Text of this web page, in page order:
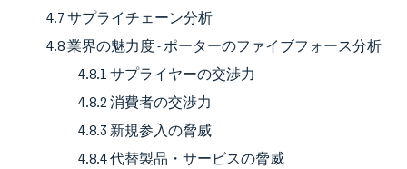
4.7 サプライチェーン分析
4.8 業界の魅力度 - ポーターのファイブフォース分析
4.8.1 サプライヤーの交渉力
4.8.2 消費者の交渉力
4.8.3 新規参入の脅威
4.8.4 代替製品・サービスの脅威